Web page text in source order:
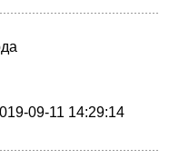
09-11 14:29:14